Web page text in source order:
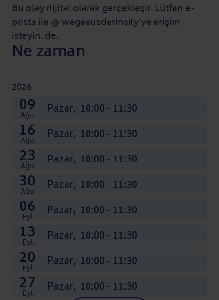
Bu olay dijital olarak gerçekleşir. Lütfen e-
posta ile @ wegeausderinsity'ye erişim
isteyin. de.
Ne zaman
2026
09
Ağu Pazar, 10:00 - 11:30
16
Ağu Pazar, 10:00 - 11:30
23
Ağu Pazar, 10:00 - 11:30
30
Ağu Pazar, 10:00 - 11:30
06
Eyl Pazar, 10:00 - 11:30
13
Eyl Pazar, 10:00 - 11:30
20
Eyl Pazar, 10:00 - 11:30
27
Eyl Pazar, 10:00 - 11:30
04
Eki Pazar,
10:00 - 11:30
11
Eki Pazar,
10:00 - 11:30
18
Eki Pazar,
10:00 - 11:30
25
Eki Pazar,
10:00 - 11:30
01
Kas Pazar,
10:00 - 11:30
08
Kas Pazar,
10:00 - 11:30
15
Kas Pazar,
10:00 - 11:30
22
Kas Pazar,
10:00 - 11:30
29
Kas Pazar,
10:00 - 11:30
06
Ara nedir: Ay adının kısaltması Pazar,
10:00 - 11:30
13
Ara nedir: Ay adının kısaltması Pazar,
10:00 - 11:30
20
Ara nedir: Ay adının kısaltması Pazar,
10:00 - 11:30